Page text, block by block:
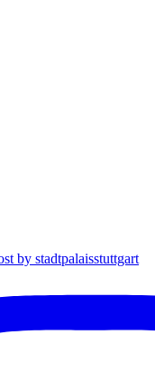
by stadtpalaisstuttgart